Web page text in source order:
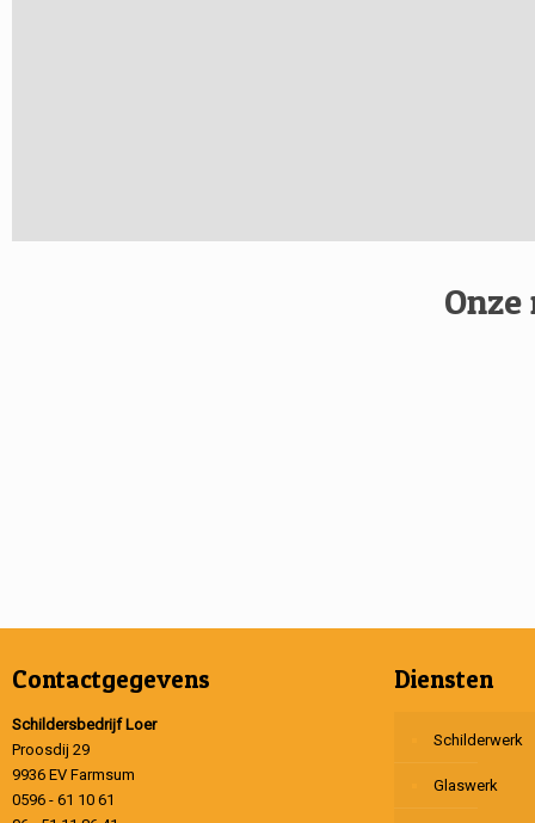
Contactgegevens
Schildersbedrijf Loer
Proosdij 29
9936 EV Farmsum
0596 - 61 10 61
Diensten
Schilderwerk
Glaswerk